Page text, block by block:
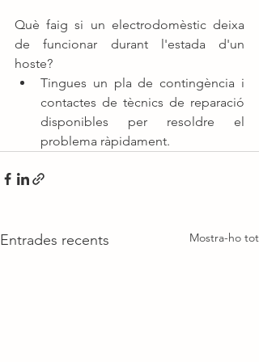
Què faig si un electrodomèstic deixa
de funcionar durant l'estada d'un
hoste?
Tingues un pla de contingència i
contactes de tècnics de reparació
disponibles per resoldre el
problema ràpidament.
Entrades recents Mostra-ho tot